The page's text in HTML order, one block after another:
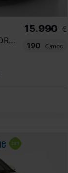
1.0 T GDI 88KW (120CV) DRIVE
15.990 €
190
€/mes